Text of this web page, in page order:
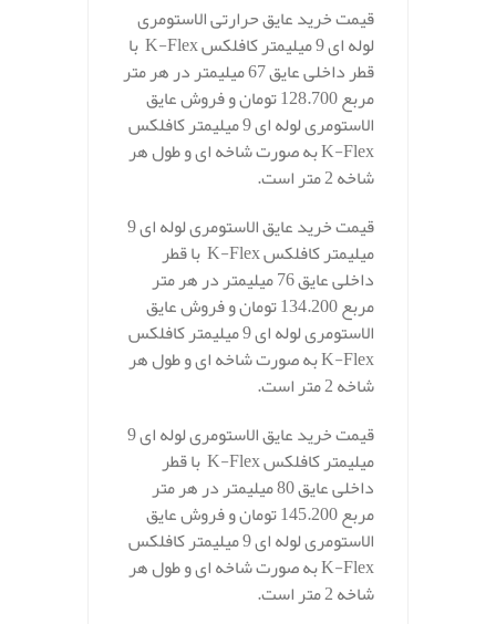
قیمت خرید عایق حرارتی الاستومری
لوله ای 9 میلیمتر کافلکس K-Flex با
قطر داخلی عایق 67 میلیمتر در هر متر
مربع 128.700 تومان و فروش عایق
الاستومری لوله ای 9 میلیمتر کافلکس
K-Flex به صورت شاخه ای و طول هر
شاخه 2 متر است.
قیمت خرید عایق الاستومری لوله ای 9
میلیمتر کافلکس K-Flex با قطر
داخلی عایق 76 میلیمتر در هر متر
مربع 134.200 تومان و فروش عایق
الاستومری لوله ای 9 میلیمتر کافلکس
K-Flex به صورت شاخه ای و طول هر
شاخه 2 متر است.
قیمت خرید عایق الاستومری لوله ای 9
میلیمتر کافلکس K-Flex با قطر
داخلی عایق 80 میلیمتر در هر متر
مربع 145.200 تومان و فروش عایق
الاستومری لوله ای 9 میلیمتر کافلکس
K-Flex به صورت شاخه ای و طول هر
شاخه 2 متر است.